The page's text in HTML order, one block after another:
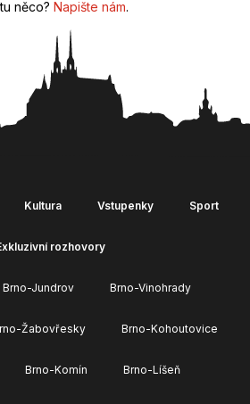
něco? Napište nám.
Kultura Vstupenky Sport
rozhovory
Brno-Jundrov Brno-Vinohrady
Žabovřesky Brno-Kohoutovice
Brno-Komín Brno-Líšeň